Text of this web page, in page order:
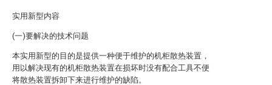
实用新型内容
(一)要解决的技术问题
本实用新型的目的是提供一种便于维护的机柜散热装置，
用以解决现有的机柜散热装置在损坏时没有配合工具不便
将散热装置拆卸下来进行维护的缺陷。